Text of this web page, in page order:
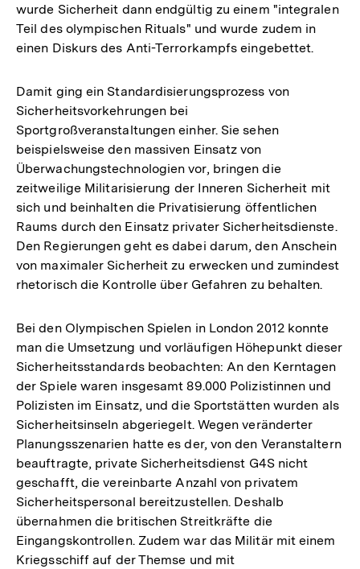
wurde Sicherheit dann endgültig zu einem "integralen
Teil des olympischen Rituals" und wurde zudem in
einen Diskurs des Anti-Terrorkampfs eingebettet.
Damit ging ein Standardisierungsprozess von
Sicherheitsvorkehrungen bei
Sportgroßveranstaltungen einher. Sie sehen
beispielsweise den massiven Einsatz von
Überwachungstechnologien vor, bringen die
zeitweilige Militarisierung der Inneren Sicherheit mit
sich und beinhalten die Privatisierung öffentlichen
Raums durch den Einsatz privater Sicherheitsdienste.
Den Regierungen geht es dabei darum, den Anschein
von maximaler Sicherheit zu erwecken und zumindest
rhetorisch die Kontrolle über Gefahren zu behalten.
Bei den Olympischen Spielen in London 2012 konnte
man die Umsetzung und vorläufigen Höhepunkt dieser
Sicherheitsstandards beobachten: An den Kerntagen
der Spiele waren insgesamt 89.000 Polizistinnen und
Polizisten im Einsatz, und die Sportstätten wurden als
Sicherheitsinseln abgeriegelt. Wegen veränderter
Planungsszenarien hatte es der, von den Veranstaltern
beauftragte, private Sicherheitsdienst G4S nicht
geschafft, die vereinbarte Anzahl von privatem
Sicherheitspersonal bereitzustellen. Deshalb
übernahmen die britischen Streitkräfte die
Eingangskontrollen. Zudem war das Militär mit einem
Kriegsschiff auf der Themse und mit